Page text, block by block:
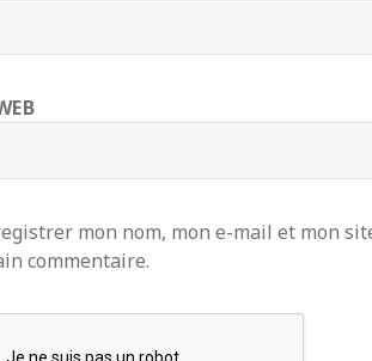
mon nom, mon e-mail et mon
commentaire.